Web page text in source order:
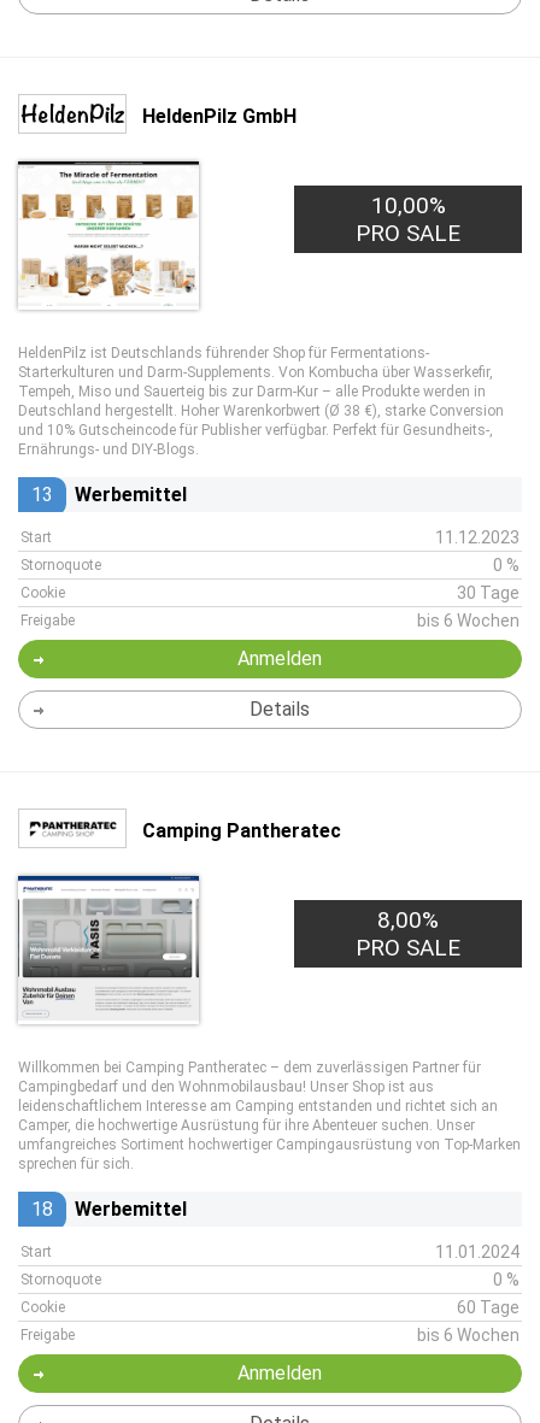
HeldenPilz GmbH
10,00%
PRO SALE
HeldenPilz ist Deutschlands führender Shop für Fermentations-
Starterkulturen und Darm-Supplements. Von Kombucha über Wasserkefir,
Tempeh, Miso und Sauerteig bis zur Darm-Kur – alle Produkte werden in
Deutschland hergestellt. Hoher Warenkorbwert (Ø 38 €), starke Conversion
und 10% Gutscheincode für Publisher verfügbar. Perfekt für Gesundheits-,
Ernährungs- und DIY-Blogs.
13 Werbemittel
Start 11.12.2023
Stornoquote 0 %
Cookie 30 Tage
Freigabe bis 6 Wochen
Anmelden
Details
Camping Pantheratec
8,00%
PRO SALE
Willkommen bei Camping Pantheratec – dem zuverlässigen Partner für
Campingbedarf und den Wohnmobilausbau! Unser Shop ist aus
leidenschaftlichem Interesse am Camping entstanden und richtet sich an
Camper, die hochwertige Ausrüstung für ihre Abenteuer suchen. Unser
umfangreiches Sortiment hochwertiger Campingausrüstung von Top-Marken
sprechen für sich.
18 Werbemittel
Start 11.01.2024
Stornoquote 0 %
Cookie 60 Tage
Freigabe bis 6 Wochen
Anmelden